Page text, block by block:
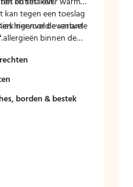
kan tegen een toeslag
hiervoor de variant
eventuele
binnen de
borden & bestek